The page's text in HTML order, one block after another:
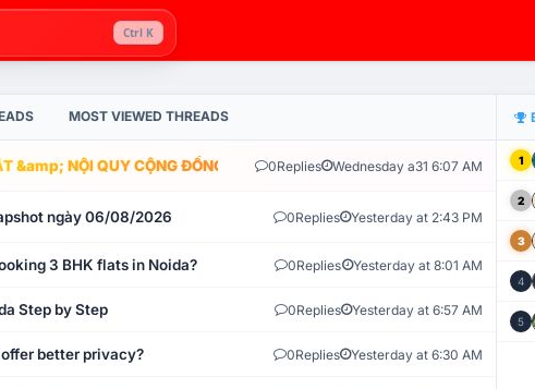
Ctrl K
MOST VIEWED THREADS
&amp; NỘI QUY CỘNG ĐỒNG VLIKE.VN: HỆ THỐNG GIÁM SÁT TỰ
0Replies Wednesday a31 6:07 AM
ngày 06/08/2026 0Replies Yesterday at 2:43 PM
3 BHK flats in Noida? 0Replies Yesterday at 8:01 AM
Step by Step 0Replies Yesterday at 6:57 AM
better privacy? 0Replies Yesterday at 6:30 AM
1
2
3
4
5